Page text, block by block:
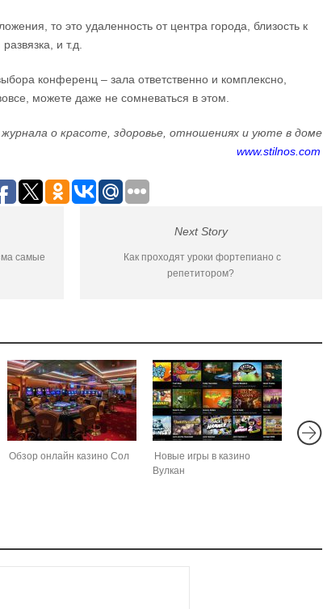
то это удаленность от центра города, близость к
и т.д.
конференц – зала ответственно и комплексно,
можете даже не сомневаться в этом.
о красоте, здоровье, отношениях и уюте в доме
www.stilnos.com
самые
Next Story
Как проходят уроки фортепиано с
репетитором?
Обзор онлайн казино Сол
Новые игры в казино
Вулкан